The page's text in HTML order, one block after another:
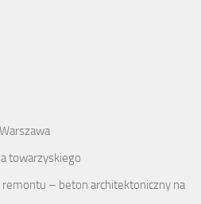
towarzyskiego
– beton architektoniczny na